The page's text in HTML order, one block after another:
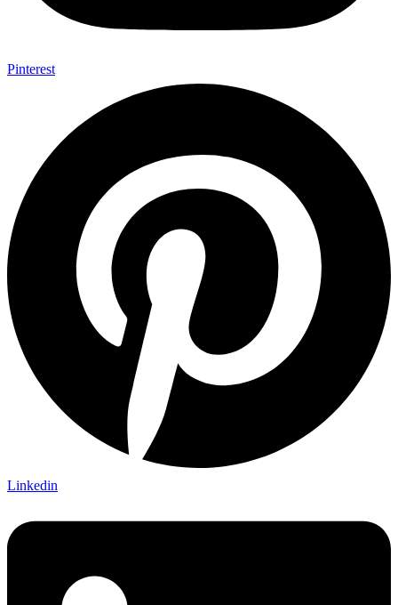
Pinterest
Linkedin